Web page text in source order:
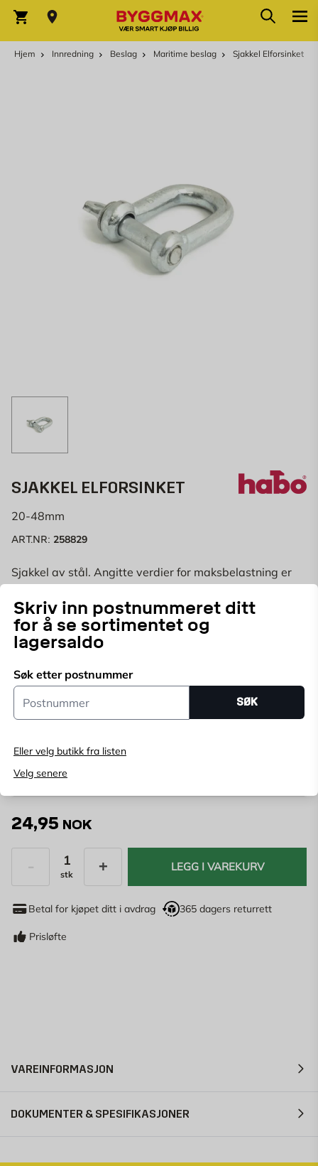
Skriv inn postnummeret ditt
for å se sortimentet og
lagersaldo
Søk etter postnummer
Postnummer
SØK
Eller velg butikk fra listen
Velg senere
Varekurv Søk
Hjem Innredning Beslag Maritime beslag Sjakkel Elforsinket
SJAKKEL ELFORSINKET
20-48mm
ART.NR: 258829
Sjakkel av stål. Angitte verdier for maksbelastning er
Velg butikk
Angipostnummer
Modell:
24,95 NOK
stk
LEGG I VAREKURV
Betal for kjøpet ditt i avdrag 365 dagers returrett
Prisløfte
VAREINFORMASJON
DOKUMENTER & SPESIFIKASJONER